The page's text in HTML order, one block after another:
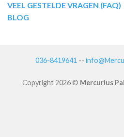
VEEL GESTELDE VRAGEN (FAQ)
BLOG
036-8419641 --
Copyright 2026 © Mercurius